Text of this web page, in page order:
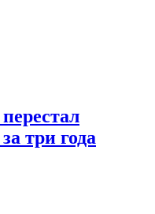
три года